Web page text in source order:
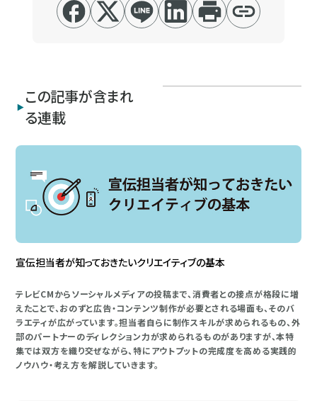
この記事が含まれ
る連載
宣伝担当者が知っておきたいクリエイティブの基本
テレビCMからソーシャルメディアの投稿まで、消費者との接点が格段に増
えたことで、おのずと広告・コンテンツ制作が必要とされる場面も、そのバ
ラエティが広がっています。担当者自らに制作スキルが求められるもの、外
部のパートナーのディレクション力が求められるものがありますが、本特
集では双方を織り交ぜながら、特にアウトプットの完成度を高める実践的
ノウハウ・考え方を解説していきます。